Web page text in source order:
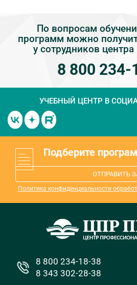
По вопросам
программ можно
у сотрудников
8 800 234-
УЧЕБНЫЙ ЦЕНТР В
Подберите
ОТПРАВИТЬ
Политика конфиденциальности
8 800 234-18-38
8 343 302-28-38